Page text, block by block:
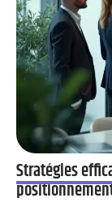
Stratégies